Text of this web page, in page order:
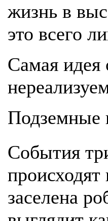
жизнь в
это всего
Самая идея
Подземные
События
заселена